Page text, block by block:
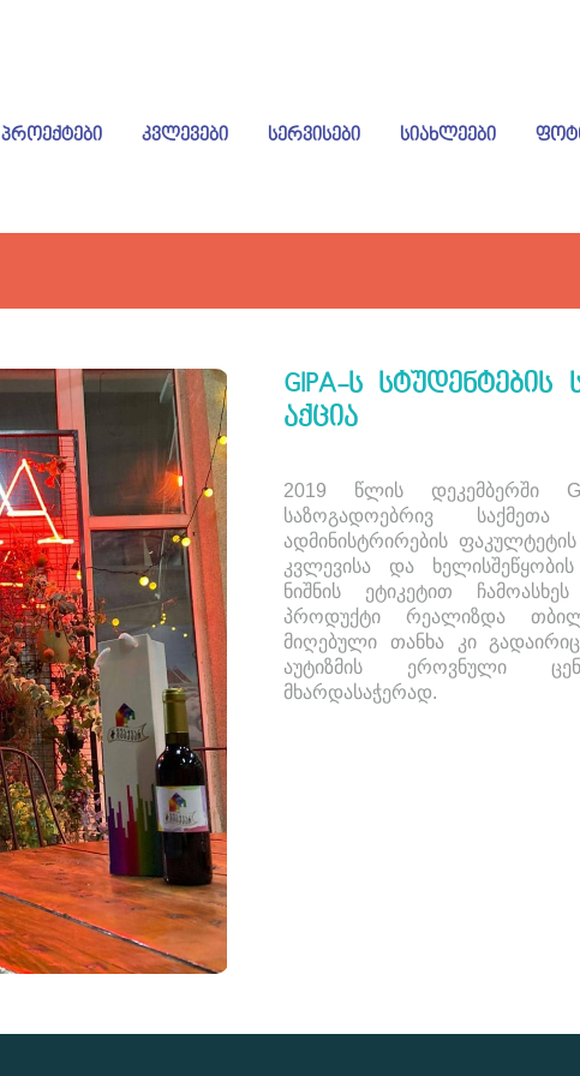
ᲞᲠᲝᲔᲥᲢᲔᲑᲘ ᲙᲕᲚᲔᲕᲔᲑᲘ ᲡᲔᲠᲕᲘᲡᲔᲑᲘ ᲡᲘᲐᲮᲚᲔᲔᲑᲘ
GIPA-Ს
ᲐᲥᲪᲘᲐ
2019 წლის დეკემბერში
საზოგადოებრივ საქმეთა
ადმინისტრირების ფაკულტეტის
კვლევისა და
ნიშნის ეტიკეტით
პროდუქტი რეალიზდა
მიღებული თანხა კი
აუტიზმის ეროვნული
მხარდასაჭერად.